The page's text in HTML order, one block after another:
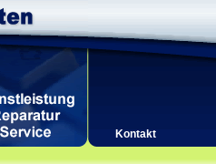
Kontakt